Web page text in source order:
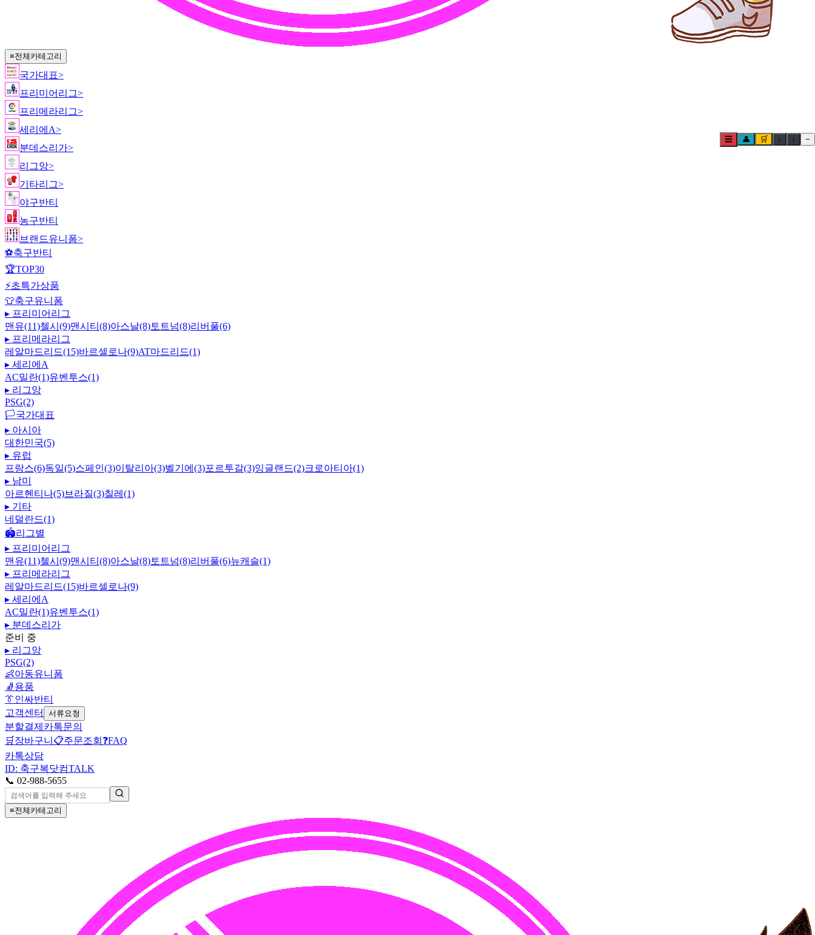
≡전체카테고리
국가대표>
프리미어리그>
프리메라리그>
세리에A>
분데스리가>
리그앙>
기타리그>
야구반티
농구반티
브랜드유니폼>
⚽축구반티
🏆TOP30
⚡초특가상품
👕축구유니폼
▸ 프리미어리그
맨유(11)첼시(9)맨시티(8)아스날(8)토트넘(8)리버풀(6)
▸ 프리메라리그
레알마드리드(15)바르셀로나(9)AT마드리드(1)
▸ 세리에A
AC밀란(1)유벤투스(1)
▸ 리그앙
PSG(2)
🏳️국가대표
▸ 아시아
대한민국(5)
▸ 유럽
프랑스(6)독일(5)스페인(3)이탈리아(3)벨기에(3)포르투갈(3)잉글랜드(2)크로아티아(1)
▸ 남미
아르헨티나(5)브라질(3)칠레(1)
▸ 기타
네덜란드(1)
🏟️리그별
▸ 프리미어리그
맨유(11)첼시(9)맨시티(8)아스날(8)토트넘(8)리버풀(6)뉴캐슬(1)
▸ 프리메라리그
레알마드리드(15)바르셀로나(9)
▸ 세리에A
AC밀란(1)유벤투스(1)
▸ 분데스리가
준비 중
▸ 리그앙
PSG(2)
👶아동유니폼
🧦 용품
👔인싸반티
고객센터
서류요청
분할결제 카톡문의
🛒 장바구니 📋주문조회 ❓FAQ
카톡상담
ID: 축구복닷컴TALK
📞 02-988-5655
≡전체카테고리
☰ 👤 🛒 ↑ ↓ −